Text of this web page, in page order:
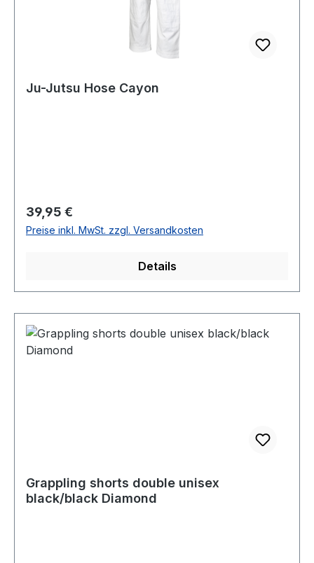
Ju-Jutsu Hose Cayon
Regulärer Preis:
39,95 €
Preise inkl. MwSt. zzgl. Versandkosten
Details
Grappling shorts double unisex
black/black Diamond